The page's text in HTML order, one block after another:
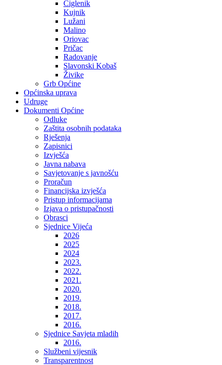
Ciglenik
Kujnik
Lužani
Malino
Oriovac
Pričac
Radovanje
Slavonski Kobaš
Živike
Grb Općine
Općinska uprava
Udruge
Dokumenti Općine
Odluke
Zaštita osobnih podataka
Rješenja
Zapisnici
Izvješća
Javna nabava
Savjetovanje s javnošću
Proračun
Financijska izvješća
Pristup informacijama
Izjava o pristupačnosti
Obrasci
Sjednice Vijeća
2026
2025
2024
2023.
2022.
2021.
2020.
2019.
2018.
2017.
2016.
Sjednice Savjeta mladih
2016.
Službeni vijesnik
Transparentnost